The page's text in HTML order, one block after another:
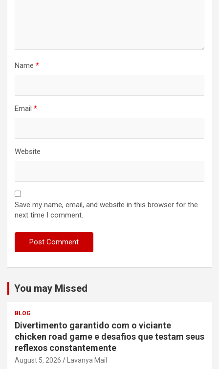
Name *
Email *
Website
Save my name, email, and website in this browser for the
next time I comment.
You may Missed
BLOG
Divertimento garantido com o viciante
chicken road game e desafios que testam seus
reflexos constantemente
August 5, 2026 Lavanya Mail